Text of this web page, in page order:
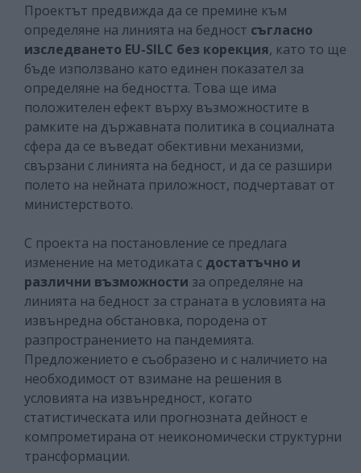
Проектът предвижда да се премине към
определяне на линията на бедност съгласно
изследването EU-SILC без корекция, като то ще
бъде използвано като единен показател за
определяне на бедността. Това ще има
положителен ефект върху възможностите в
рамките на държавната политика в социалната
сфера да се въведат обективни механизми,
свързани с линията на бедност, и да се разшири
полето на нейната приложност, подчертават от
министерството.
С проекта на постановление се предлага
изменение на методиката с достатъчно и
различни възможности за определяне на
линията на бедност за страната в условията на
извънредна обстановка, породена от
разпространението на пандемията.
Предложението е съобразено и с наличието на
необходимост от взимане на решения в
условията на извънредност, когато
статистическата или прогнозната дейност е
компрометирана от неикономически структурни
трансформации.